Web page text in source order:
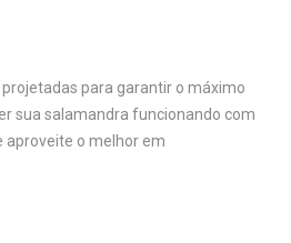
projetadas para garantir o máximo
sua salamandra funcionando com
aproveite o melhor em